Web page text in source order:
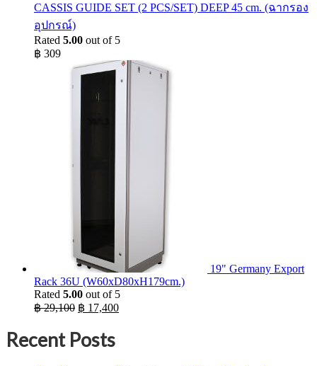
CASSIS GUIDE SET (2 PCS/SET) DEEP 45 cm. (ฉากรอง
อุปกรณ์)
Rated 5.00 out of 5
฿ 309
19" Germany Export
Rack 36U (W60xD80xH179cm.)
Rated 5.00 out of 5
฿29,100 Original
was:
฿ 29,100.
฿ 17,400Current
Recent Posts